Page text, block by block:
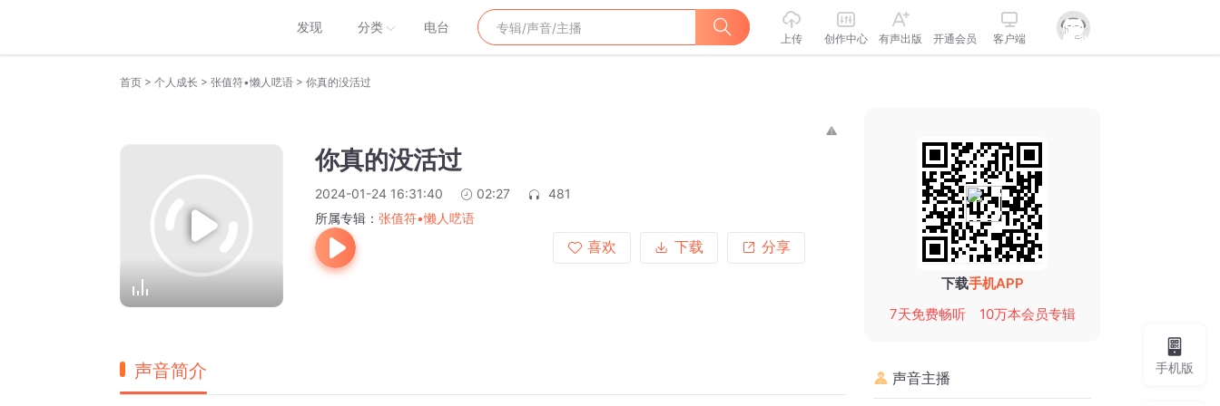
发现 分类 电台
上传 创作中心 有声出版 开通会员 客户端
首页 > 个人成长 > 张值符•懒人呓语 > 你真的没活过
你真的没活过
2024-01-24 16:31:40 02:27
481
所属专辑： 张值符•懒人呓语
喜欢
下载 分享
声音简介
下载手机APP
7天免费畅听
10万本会员专辑
声音主播
手机版